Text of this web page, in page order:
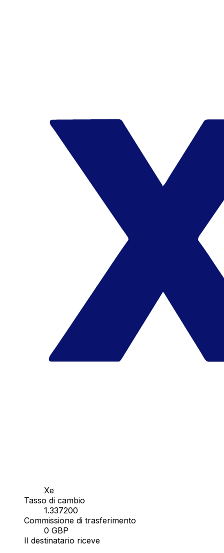
Xe
Tasso di cambio
1.337200
Commissione di trasferimento
0 GBP
Il destinatario riceve